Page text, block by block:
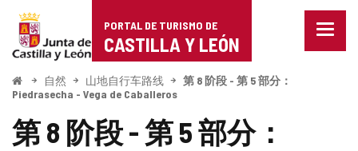
Portal
de
Turismo
de
Castilla
PORTAL DE TURISMO DE
CASTILLA Y LEÓN
菜
开
始
自然 山地自行车路线
第 8 阶段 - 第 5 部分：
Piedrasecha - Vega de Caballeros
第 8 阶段 - 第 5 部分：